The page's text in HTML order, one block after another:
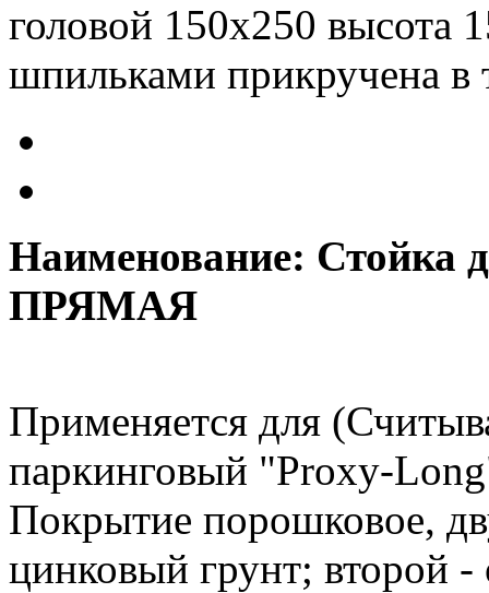
головой 150х250 высота
шпильками прикручена в
Наименование: Стойка
ПРЯМАЯ
Применяется для
паркинговый "Proxy-
Покрытие порошковое,
цинковый грунт; второй -